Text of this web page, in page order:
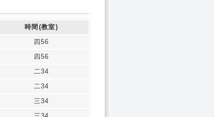
時間(教室)
四56
四56
二34
二34
三34